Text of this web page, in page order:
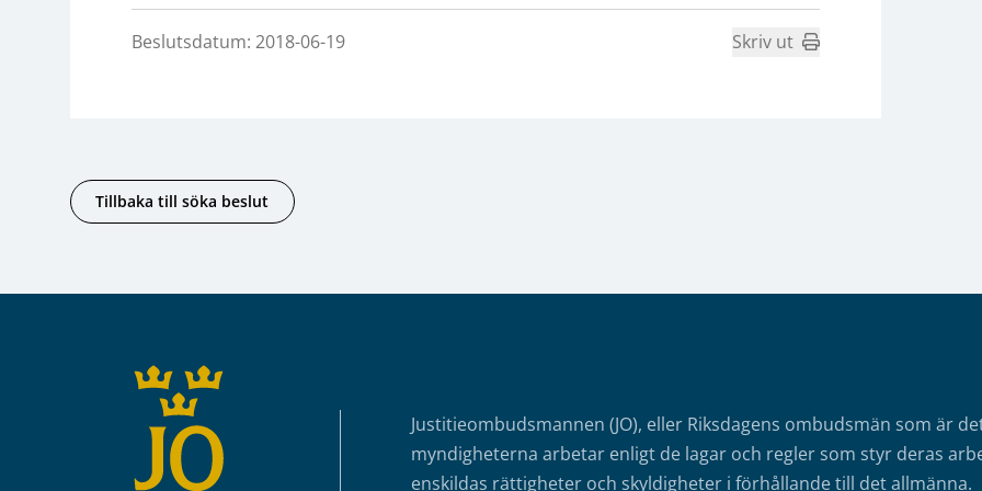
Beslutsdatum: 2018-06-19 Skriv ut
Tillbaka till söka beslut
Justitieombudsmannen (JO), eller Riksdagens ombudsmän som är
myndigheterna arbetar enligt de lagar och regler som styr deras
enskildas rättigheter och skyldigheter i förhållande till det allmänna.